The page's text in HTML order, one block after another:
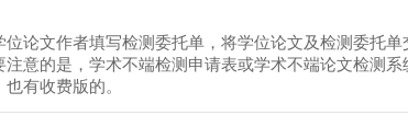
论文作者填写检测委托单，将学位论文及检测委托单
意的是，学术不端检测申请表或学术不端论文检测系
有收费版的。